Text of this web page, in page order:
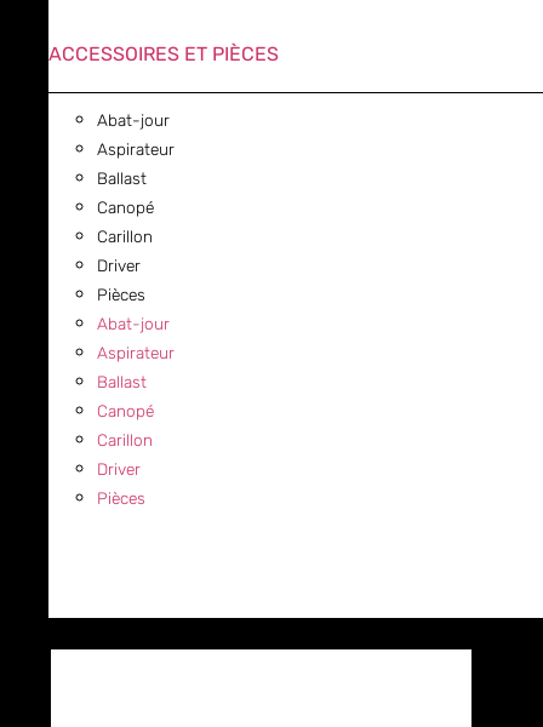
ACCESSOIRES ET PIÈCES
Abat-jour
Aspirateur
Ballast
Canopé
Carillon
Driver
Pièces
Abat-jour
Aspirateur
Ballast
Canopé
Carillon
Driver
Pièces